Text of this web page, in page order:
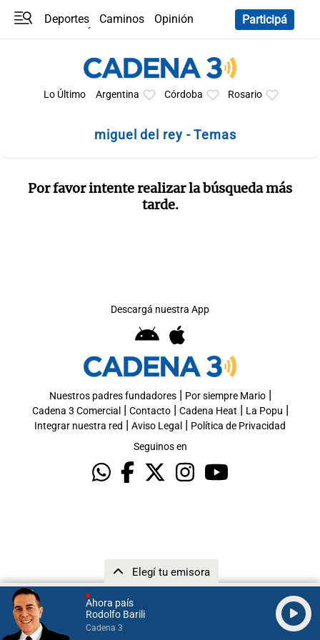
Ahora país
Rodolfo Barili
Cadena 3
Elegí tu emisora
Deportes Caminos
Opinión
Participá
Lo Último Argentina Córdoba Rosario
miguel del rey - Temas
Por favor intente realizar la búsqueda más
tarde.
Descargá nuestra App
Nuestros padres fundadores| Por siempre Mario|
Cadena 3 Comercial | Contacto| Cadena Heat | La Popu |
Integrar nuestra red | Aviso Legal | Política de Privacidad
Seguinos en